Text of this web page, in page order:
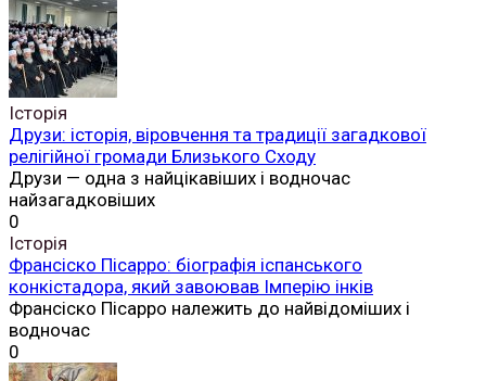
Історія
Друзи: історія, віровчення та традиції загадкової
релігійної громади Близького Сходу
Друзи — одна з найцікавіших і водночас
найзагадковіших
0
Історія
Франсіско Пісарро: біографія іспанського
конкістадора, який завоював Імперію інків
Франсіско Пісарро належить до найвідоміших і
водночас
0